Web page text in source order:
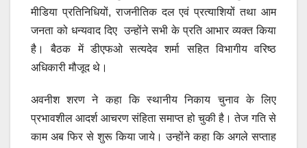
मीडिया प्रतिनिधियों, राजनीतिक दल एवं प्रत्याशियों तथा आम
जनता को धन्यवाद दिए उन्होंने सभी के प्रति आभार व्यक्त किया
है। बैठक में डीएफओ सत्यदेव शर्मा सहित विभागीय वरिष्ठ
अधिकारी मौजूद थे।
अवनीश शरण ने कहा कि स्थानीय निकाय चुनाव के लिए
प्रभावशील आदर्श आचरण संहिता समाप्त हो चुकी है। तेज गति से
काम अब फिर से शुरू किया जाये। उन्होंने कहा कि अगले सप्ताह